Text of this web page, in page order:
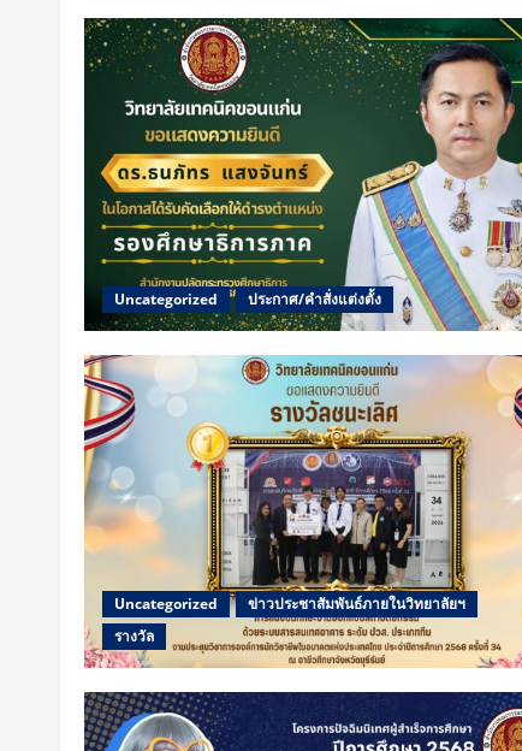
Uncategorized ประกาศ/คำสั่งแต่งตั้ง
Uncategorized
ข่าวประชาสัมพันธ์ภายในวิทยาลัยฯ
รางวัล